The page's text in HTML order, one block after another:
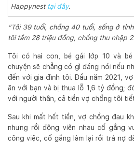
Happynest tại đây.
“Tôi 39 tuổi, chồng 40 tuổi, sống ở
tôi tầm 28 triệu đồng, chồng thu nhập
Tôi có hai con, bé gái lớp 10 và
chuyện sẽ chẳng có gì đáng nói nếu
đến với gia đình tôi. Đầu năm 2021,
ăn với bạn và bị thua lỗ 1,6 tỷ đồng;
với người thân, cả tiền vợ chồng tôi
Sau khi mất hết tiền, vợ chồng đau
nhưng rồi động viên nhau cố gắng
công việc, cố gắng làm lại rồi trả nợ